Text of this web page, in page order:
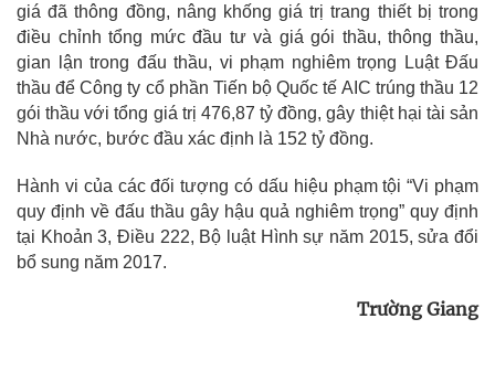
giá đã thông đồng, nâng khống giá trị trang thiết bị trong
điều chỉnh tổng mức đầu tư và giá gói thầu, thông thầu,
gian lận trong đấu thầu, vi phạm nghiêm trọng Luật Đấu
thầu để Công ty cổ phần Tiến bộ Quốc tế AIC trúng thầu 12
gói thầu với tổng giá trị 476,87 tỷ đồng, gây thiệt hại tài sản
Nhà nước, bước đầu xác định là 152 tỷ đồng.
Hành vi của các đối tượng có dấu hiệu phạm tội “Vi phạm
quy định về đấu thầu gây hậu quả nghiêm trọng” quy định
tại Khoản 3, Điều 222, Bộ luật Hình sự năm 2015, sửa đổi
bổ sung năm 2017.
Trường Giang